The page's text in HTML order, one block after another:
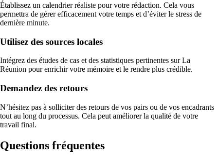
Établissez un calendrier réaliste pour votre rédaction. Cela vous
permettra de gérer efficacement votre temps et d’éviter le stress de
dernière minute.
Utilisez des sources locales
Intégrez des études de cas et des statistiques pertinentes sur La
Réunion pour enrichir votre mémoire et le rendre plus crédible.
Demandez des retours
N’hésitez pas à solliciter des retours de vos pairs ou de vos encadrants
tout au long du processus. Cela peut améliorer la qualité de votre
travail final.
Questions fréquentes